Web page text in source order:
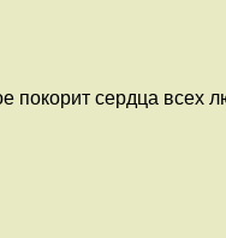
сердца всех